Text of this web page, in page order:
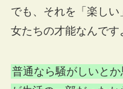
でも、それを「楽し
女たちの才能なんです
普通なら騒がしいと